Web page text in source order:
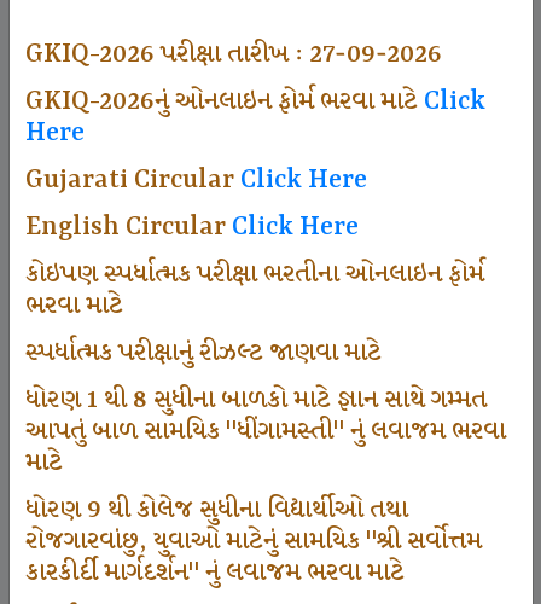
GKIQ-2026 પરીક્ષા તારીખ : 27-09-2026
GKIQ-2026નું ઓનલાઇન ફોર્મ ભરવા માટેClick
Here
Gujarati CircularClick Here
English CircularClick Here
કોઇપણ સ્પર્ધાત્મક પરીક્ષા ભરતીના ઓનલાઇન ફોર્મ
ભરવા માટે
સ્પર્ધાત્મક પરીક્ષાનું રીઝલ્ટ જાણવા માટે
ધોરણ 1 થી 8 સુધીના બાળકો માટે જ્ઞાન સાથે ગમ્મત
આપતું બાળ સામયિક "ધીંગામસ્તી" નું લવાજમ ભરવા
માટે
ધોરણ 9 થી કોલેજ સુધીના વિદ્યાર્થીઓ તથા
રોજગારવાંછુ, યુવાઓ માટેનું સામયિક "શ્રી સર્વોત્તમ
કારકીર્દી માર્ગદર્શન" નું લવાજમ ભરવા માટે
497
666
Sarvottam Karkirdi Subscripton
1000
Participate School In GKIQ